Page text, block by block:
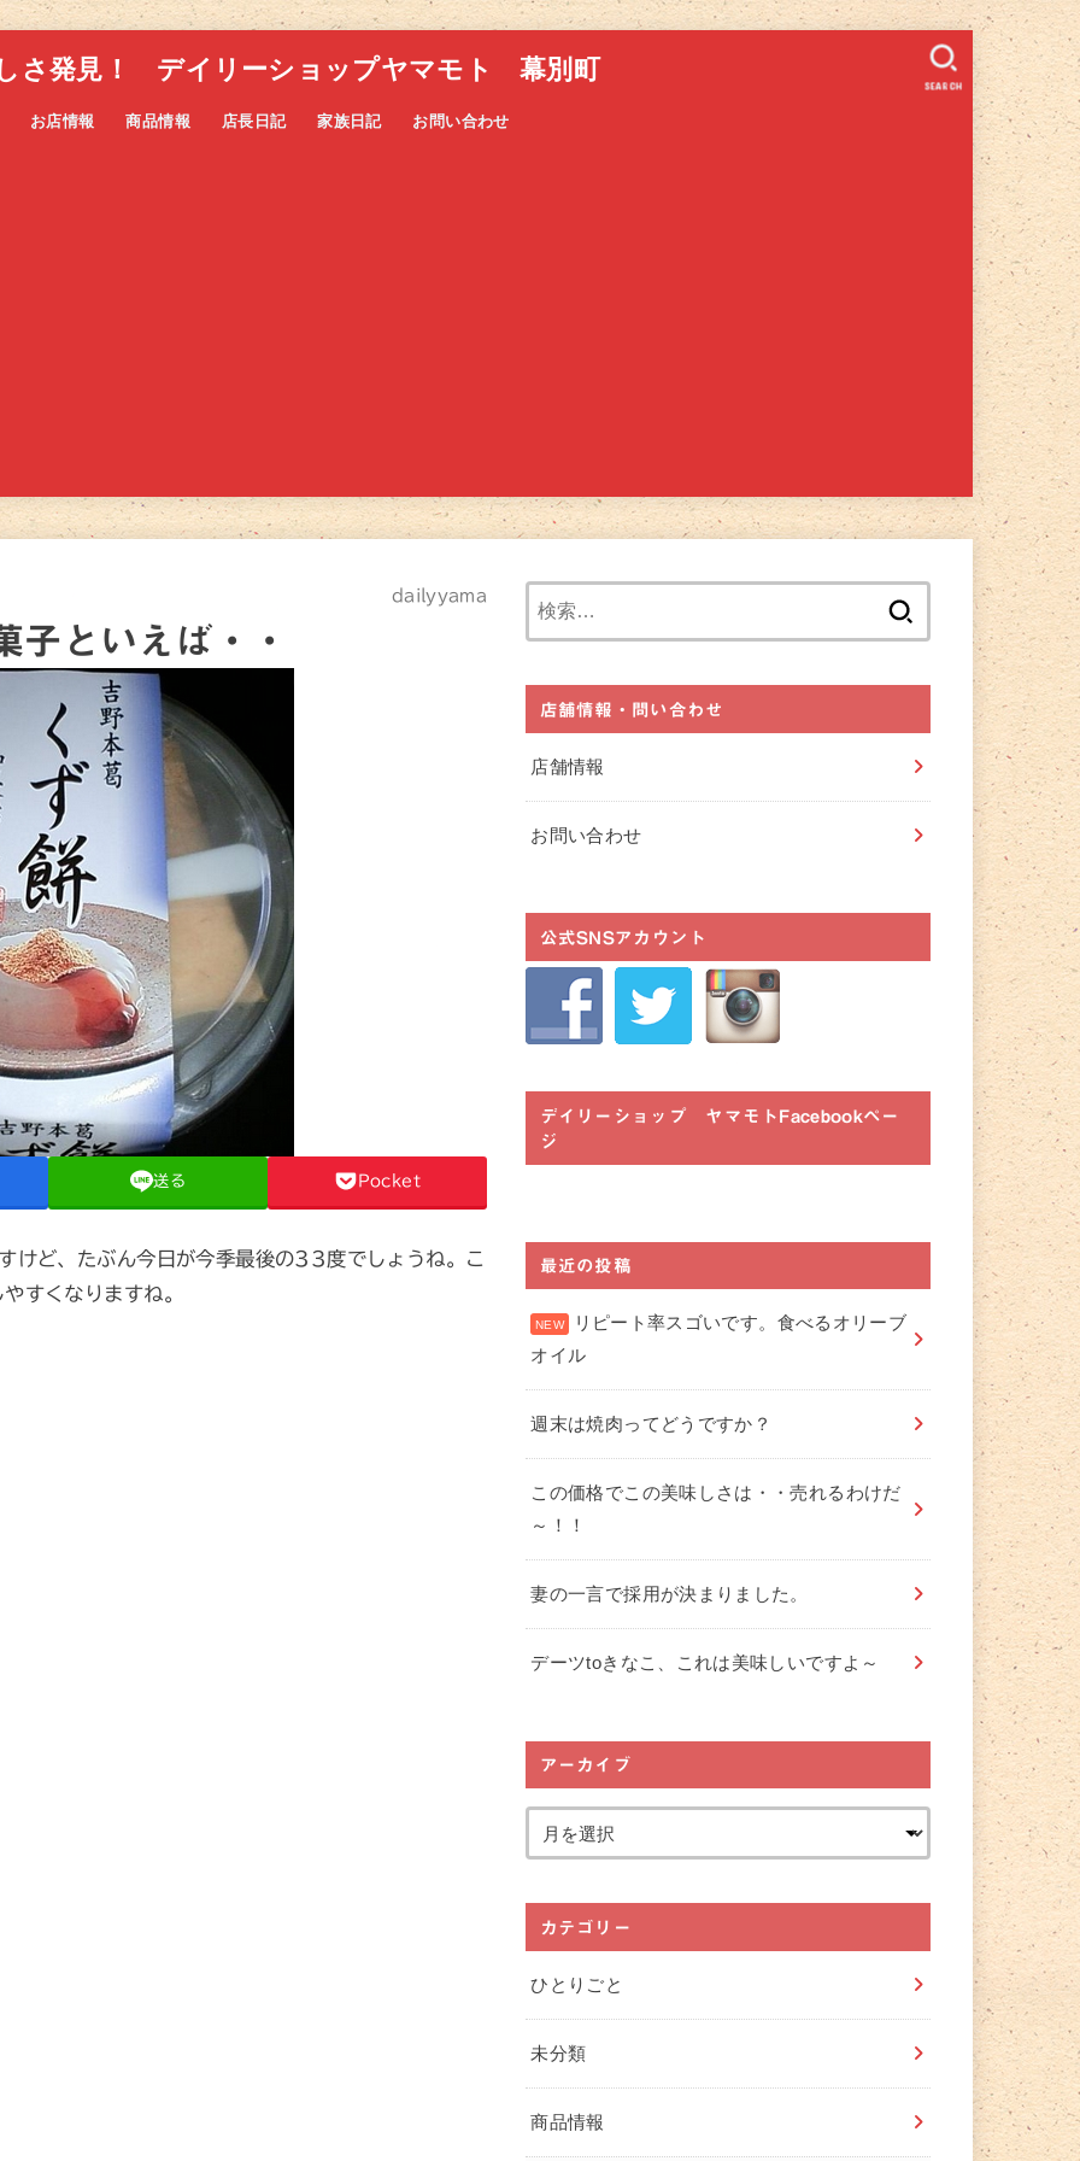
さ発見！ デイリーショップヤマモト 幕別町
お店情報 商品情報 店長日記 家族日記 お問い合わせ
SEARCH
dailyyama
子といえば・・
送る Pocket
けど、たぶん今日が今季最後の33度でしょうね。こ
すくなりますね。
店舗情報・問い合わせ
店舗情報
お問い合わせ
公式SNSアカウント
デイリーショップ ヤマモトFacebookペー
ジ
最近の投稿
リピート率スゴいです。食べるオリーブ
オイル
週末は焼肉ってどうですか？
この価格でこの美味しさは・・売れるわけだ
～！！
妻の一言で採用が決まりました。
デーツtoきなこ、これは美味しいですよ～
アーカイブ
カテゴリー
ひとりごと
未分類
商品情報